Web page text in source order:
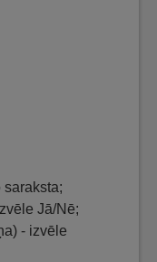
saraksta;
Jā/Nē;
- izvēle